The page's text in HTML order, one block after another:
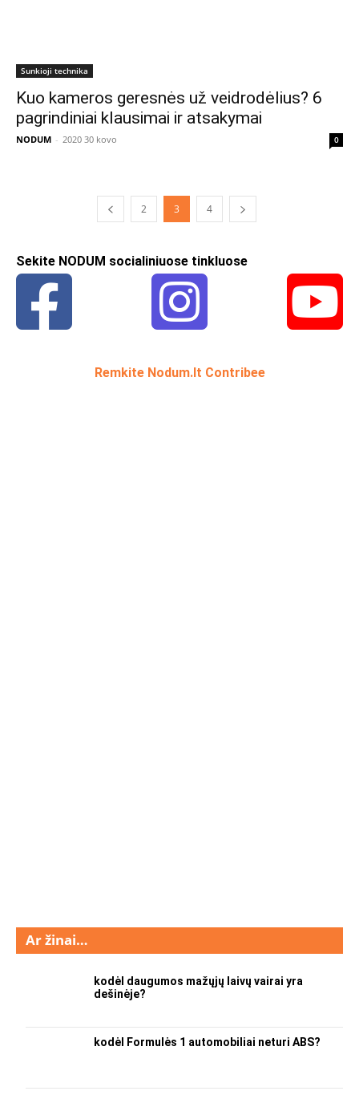
Sunkioji technika
Kuo kameros geresnės už veidrodėlius? 6
pagrindiniai klausimai ir atsakymai
NODUM - 2020 30 kovo 0
2 3 4
Sekite NODUM socialiniuose tinkluose
Remkite Nodum.lt Contribee
Ar žinai…
kodėl daugumos mažųjų laivų vairai yra
dešinėje?
kodėl Formulės 1 automobiliai neturi ABS?